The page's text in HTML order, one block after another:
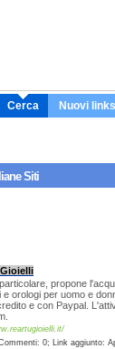
Cerca Nuovi links
Siti
Gioielli
propone
e orologi per uomo e
e con Paypal.
0; Link aggiunto: